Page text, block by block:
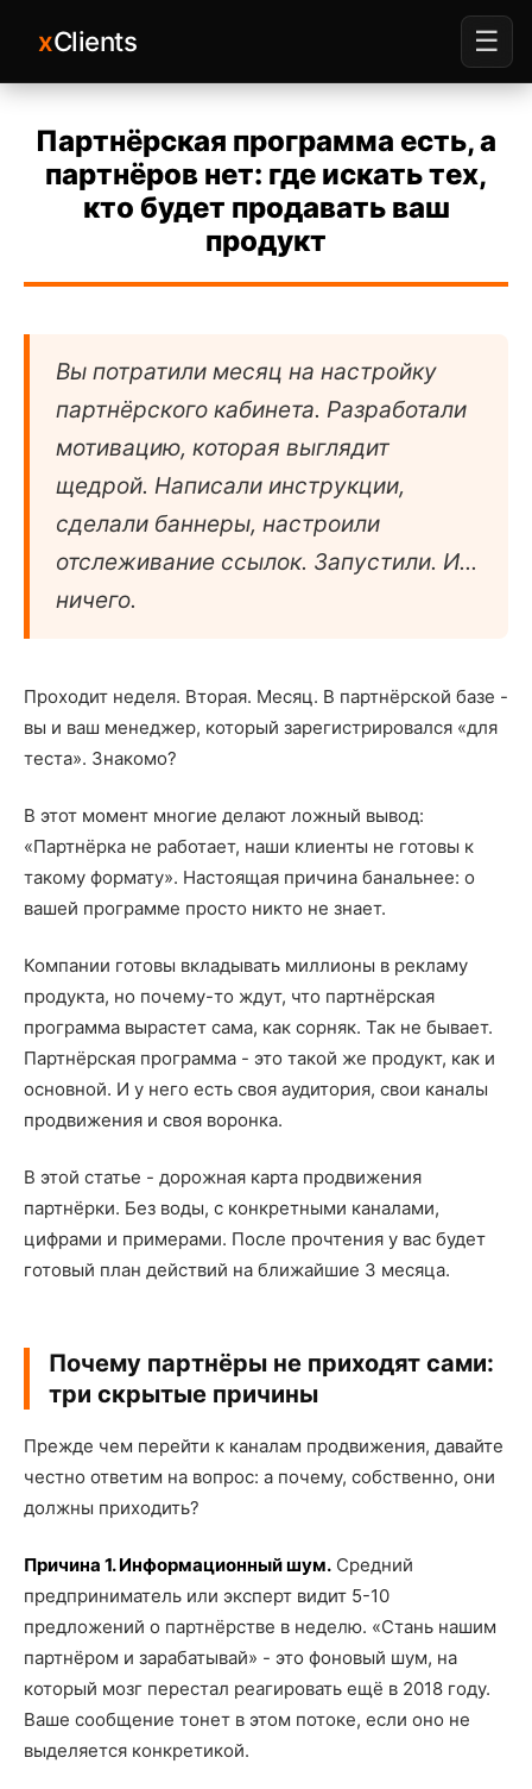
xClients ☰
Партнёрская программа есть, а
партнёров нет: где искать тех,
кто будет продавать ваш
продукт
Вы потратили месяц на настройку
партнёрского кабинета. Разработали
мотивацию, которая выглядит
щедрой. Написали инструкции,
сделали баннеры, настроили
отслеживание ссылок. Запустили. И...
ничего.
Проходит неделя. Вторая. Месяц. В партнёрской базе -
вы и ваш менеджер, который зарегистрировался «для
теста». Знакомо?
В этот момент многие делают ложный вывод:
«Партнёрка не работает, наши клиенты не готовы к
такому формату». Настоящая причина банальнее: о
вашей программе просто никто не знает.
Компании готовы вкладывать миллионы в рекламу
продукта, но почему-то ждут, что партнёрская
программа вырастет сама, как сорняк. Так не бывает.
Партнёрская программа - это такой же продукт, как и
основной. И у него есть своя аудитория, свои каналы
продвижения и своя воронка.
В этой статье - дорожная карта продвижения
партнёрки. Без воды, с конкретными каналами,
цифрами и примерами. После прочтения у вас будет
готовый план действий на ближайшие 3 месяца.
Почему партнёры не приходят сами:
три скрытые причины
Прежде чем перейти к каналам продвижения, давайте
честно ответим на вопрос: а почему, собственно, они
должны приходить?
Причина 1. Информационный шум. Средний
предприниматель или эксперт видит 5-10
предложений о партнёрстве в неделю. «Стань нашим
партнёром и зарабатывай» - это фоновый шум, на
который мозг перестал реагировать ещё в 2018 году.
Ваше сообщение тонет в этом потоке, если оно не
выделяется конкретикой.